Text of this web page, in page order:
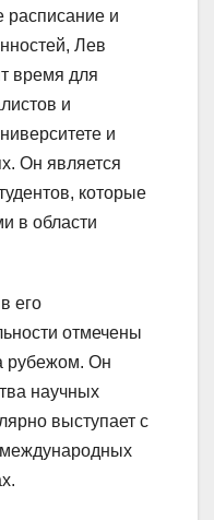
расписание и
Лев
время для
и
и
Он является
которые
в области
его
отмечены
рубежом. Он
научных
выступает с